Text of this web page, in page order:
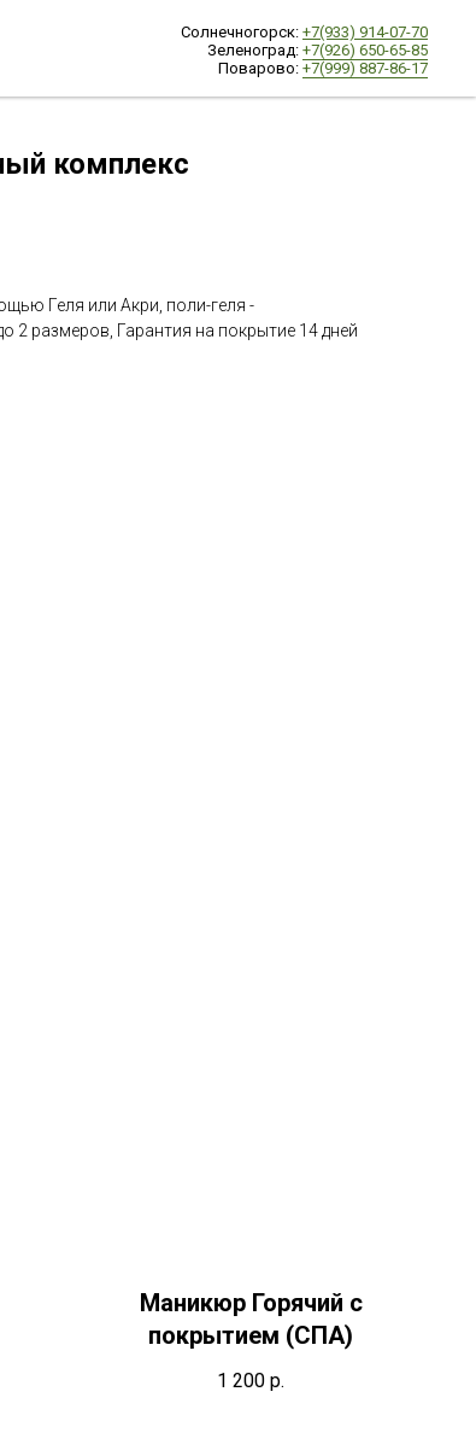
Солнечногорск: +7(933) 914-07-70
Зеленоград: +7(926) 650-65-85
Поварово: +7(999) 887-86-17
комплекс
Геля или Акри, поли-геля -
2 размеров, Гарантия на покрытие 14 дней
Маникюр Горячий с
покрытием (СПА)
1 200 р.